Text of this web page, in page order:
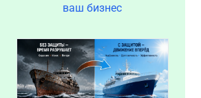
ваш бизнес